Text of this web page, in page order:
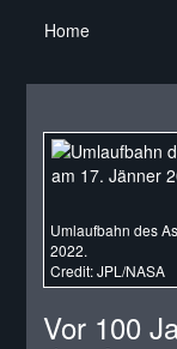
Home
Umlaufbahn des
2022.
Credit: JPL/NASA
Vor 100